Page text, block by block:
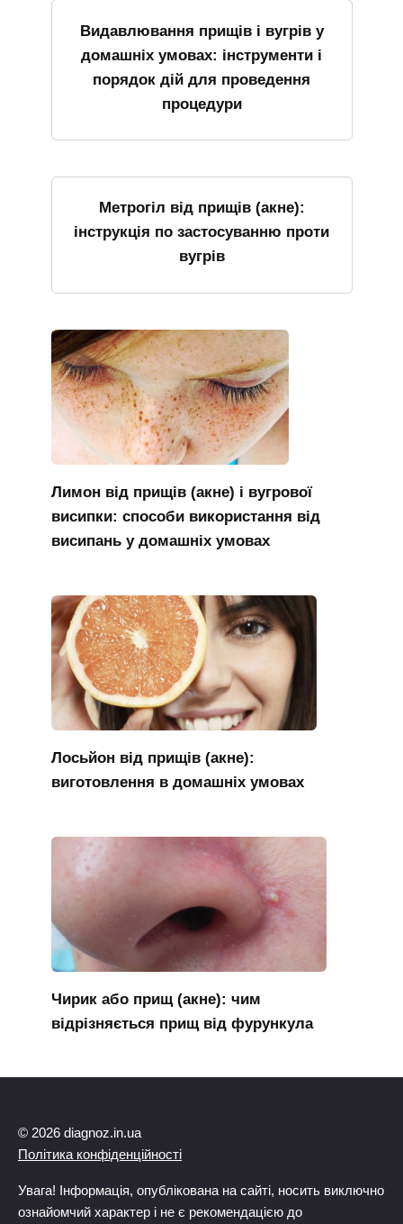
Видавлювання прищів і вугрів у
домашніх умовах: інструменти і
порядок дій для проведення
процедури
Метрогіл від прищів (акне):
інструкція по застосуванню проти
вугрів
Лимон від прищів (акне) і вугрової
висипки: способи використання від
висипань у домашніх умовах
Лосьйон від прищів (акне):
виготовлення в домашніх умовах
Чирик або прищ (акне): чим
відрізняється прищ від фурункула
© 2026 diagnoz.in.ua
Політика конфіденційності
Увага! Інформація, опублікована на сайті, носить виключно
ознайомчий характер і не є рекомендацією до